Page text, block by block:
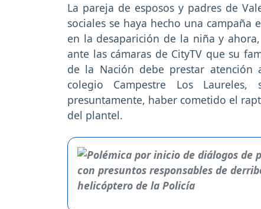
La pareja de esposos y padres de
sociales se haya hecho una
en la desaparición de la niña y
ante las cámaras de CityTV que su
de la Nación debe prestar atención
colegio Campestre Los
presuntamente, haber cometido el
del plantel.